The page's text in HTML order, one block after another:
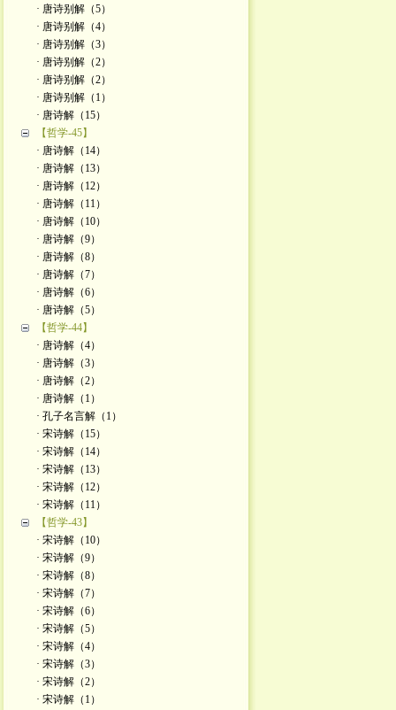
· 唐诗别解（5）
· 唐诗别解（4）
· 唐诗别解（3）
· 唐诗别解（2）
· 唐诗别解（2）
· 唐诗别解（1）
· 唐诗解（15）
【哲学-45】
· 唐诗解（14）
· 唐诗解（13）
· 唐诗解（12）
· 唐诗解（11）
· 唐诗解（10）
· 唐诗解（9）
· 唐诗解（8）
· 唐诗解（7）
· 唐诗解（6）
· 唐诗解（5）
【哲学-44】
· 唐诗解（4）
· 唐诗解（3）
· 唐诗解（2）
· 唐诗解（1）
· 孔子名言解（1）
· 宋诗解（15）
· 宋诗解（14）
· 宋诗解（13）
· 宋诗解（12）
· 宋诗解（11）
【哲学-43】
· 宋诗解（10）
· 宋诗解（9）
· 宋诗解（8）
· 宋诗解（7）
· 宋诗解（6）
· 宋诗解（5）
· 宋诗解（4）
· 宋诗解（3）
· 宋诗解（2）
· ​宋诗解（1）